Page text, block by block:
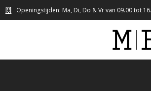
Openingstijden: Ma, Di, Do & Vr van 09.00 tot